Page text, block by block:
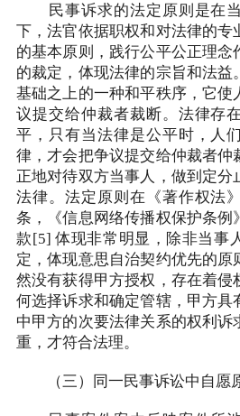
民事诉求的法定原则是在当
下，法官依据职权和对法律的专
的基本原则，践行公平公正理念
的裁定，体现法律的宗旨和法益
基础之上的一种和平秩序，它使
议提交给仲裁者裁断。法律存
平，只有当法律是公平时，人
律，才会把争议提交给仲裁者仲
正地对待双方当事人，做到定
法律。法定原则在《著作权法
条，《信息网络传播权保护条例
款[5] 体现非常明显，除非当事
定，体现意思自治契约优先的原
然没有获得甲方授权，存在着侵
何选择诉求和确定管辖，甲方具
中甲方的次要法律关系的权利诉
重，才符合法理。
（三）同一民事诉讼中自愿